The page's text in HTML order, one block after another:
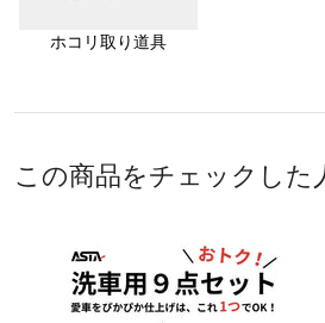
ホコリ取り道具
この商品をチェックし